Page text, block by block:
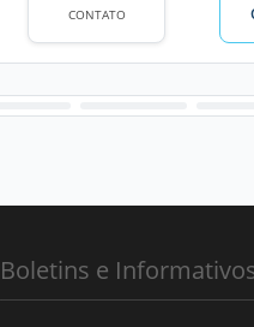
CONTATO
Boletins e